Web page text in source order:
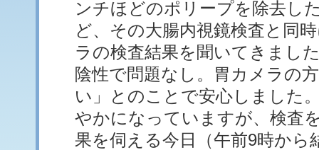
ンチほどのポリープを除去し
ど、その大腸内視鏡検査と同
ラの検査結果を聞いてきまし
陰性で問題なし。胃カメラの
い」とのことで安心しました
やかになっていますが、検査
果を伺える今日（午前9時から